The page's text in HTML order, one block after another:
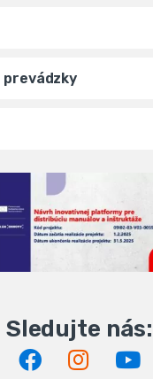
prevádzky